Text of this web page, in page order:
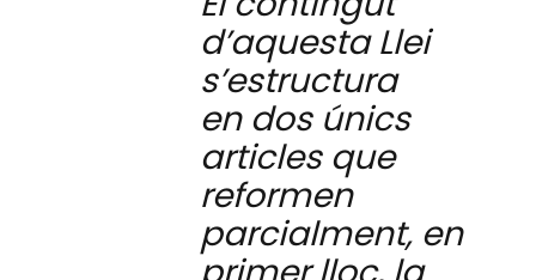
d’aquesta Llei
s’estructura
en dos únics
articles que
reformen
parcialment, en